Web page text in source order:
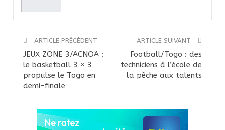
ARTICLE PRÉCÉDENT
JEUX ZONE 3/ACNOA :
le basketball 3 × 3
propulse le Togo en
demi-finale
ARTICLE SUIVANT
Football/Togo : des
techniciens à l’école de
la pêche aux talents